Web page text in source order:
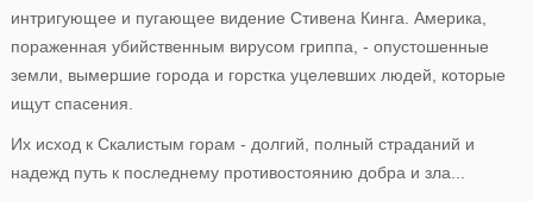
интригующее и пугающее видение Стивена Кинга. Америка,
пораженная убийственным вирусом гриппа, - опустошенные
земли, вымершие города и горстка уцелевших людей, которые
ищут спасения.
Их исход к Скалистым горам - долгий, полный страданий и
надежд путь к последнему противостоянию добра и зла...